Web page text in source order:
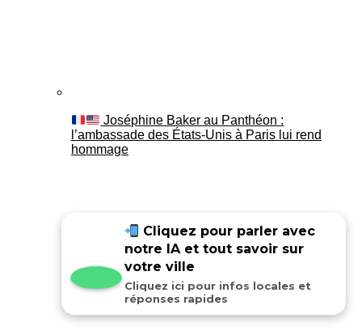
Joséphine Baker au Panthéon :
l’ambassade des États-Unis à Paris lui rend
hommage
Cliquez pour parler avec
notre IA et tout savoir sur
votre ville
Cliquez ici pour infos locales et
réponses rapides